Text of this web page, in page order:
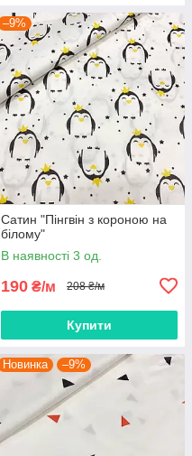
–9%
Сатин "Пінгвін з короною на
білому"
В наявності 3 од.
190 ₴/м 208 ₴/м
Купити
Новинка –9%